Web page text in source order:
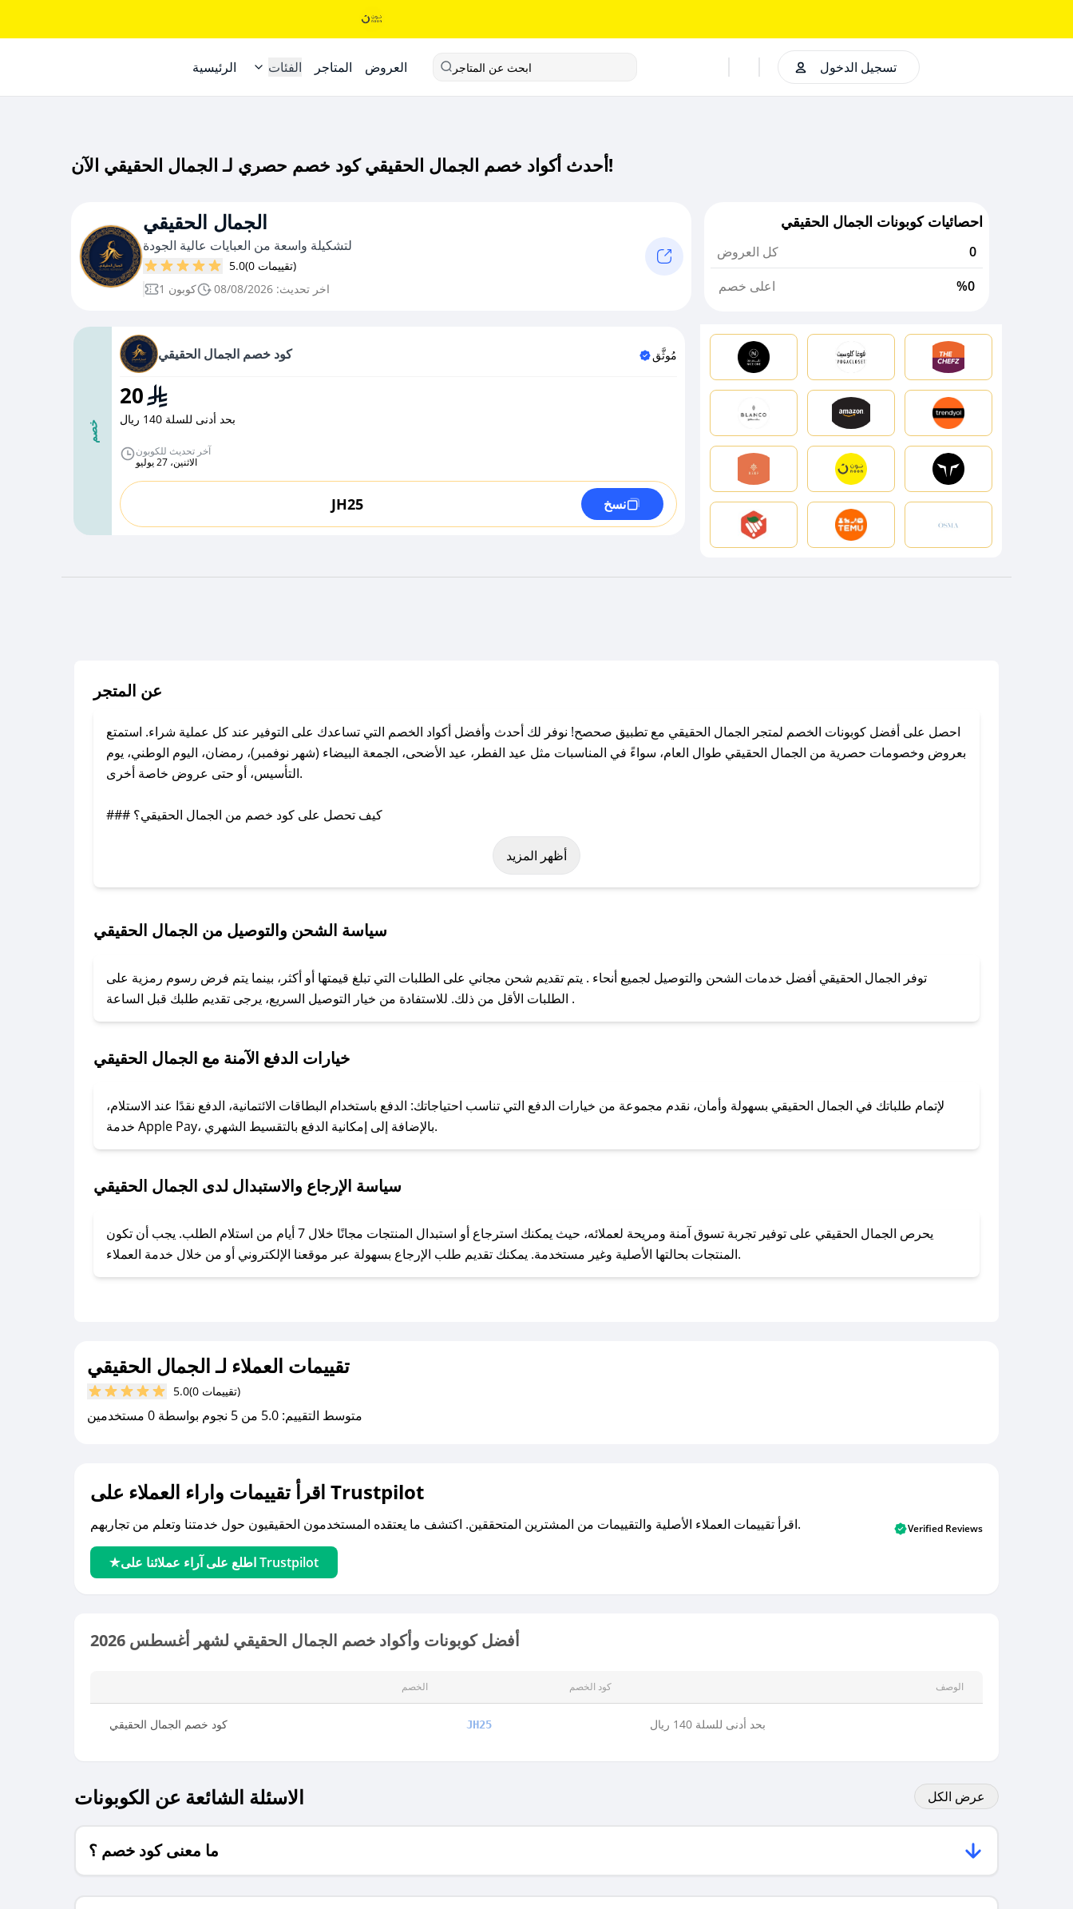
الرئيسية الفئات المتاجر العروض ابحث عن المتاجر تسجيل الدخول
أحدث أكواد خصم الجمال الحقيقي كود خصم حصري لـ الجمال الحقيقي الآن!
الجمال الحقيقي
لتشكيلة واسعة من العبايات عالية الجودة
5.0
(0 تقييمات)
1 كوبون
اخر تحديث: 08/08/2026
احصائيات كوبونات الجمال الحقيقي
كل العروض
0
اعلى خصم
%0
خصم
كود خصم الجمال الحقيقي مُوثَّق
20
بحد أدنى للسلة 140 ريال
آخر تحديث للكوبون
الاثنين، 27 يوليو
JH25 نسخ
عن المتجر
احصل على أفضل كوبونات الخصم لمتجر الجمال الحقيقي مع تطبيق صحصح! نوفر لك أحدث وأفضل أكواد الخصم التي تساعدك على التوفير عند كل عملية شراء. استمتع
بعروض وخصومات حصرية من الجمال الحقيقي طوال العام، سواءً في المناسبات مثل عيد الفطر، عيد الأضحى، الجمعة البيضاء (شهر نوفمبر)، رمضان، اليوم الوطني، يوم
التأسيس، أو حتى عروض خاصة أخرى.
### كيف تحصل على كود خصم من الجمال الحقيقي؟
باستخدام تطبيق صحصح، يمكنك العثور بسهولة على كود خصم الجمال الحقيقي. وفي حال عدم توفر الكوبون، تواصل معنا عبر تويتر أو البريد الإلكتروني لإضافته بسرعة.
لا تقلق! يمكنك التواصل مع فريق دعم صحصح عبر الرسائل الخاصة على تويتر أو البريد الإلكتروني، وسنقوم بحل المشكلة في أسرع وقت ممكن.
### ماذا أفعل إذا لم أجد كود خصم لمتجري المفضل؟
للحصول على كوبونات وخصومات حصرية، قم بما يلي:
- اضغط على أيقونة متابعة لمتجر الجمال الحقيقي في تطبيق صحصح.
- تابع حسابنا الرسمي على تويتر وقم بتفعيل زر التنبيهات.
أظهر المزيد
سياسة الشحن والتوصيل من الجمال الحقيقي
توفر الجمال الحقيقي أفضل خدمات الشحن والتوصيل لجميع أنحاء . يتم تقديم شحن مجاني على الطلبات التي تبلغ قيمتها أو أكثر، بينما يتم فرض رسوم رمزية على
الطلبات الأقل من ذلك. للاستفادة من خيار التوصيل السريع، يرجى تقديم طلبك قبل الساعة .
خيارات الدفع الآمنة مع الجمال الحقيقي
لإتمام طلباتك في الجمال الحقيقي بسهولة وأمان، نقدم مجموعة من خيارات الدفع التي تناسب احتياجاتك: الدفع باستخدام البطاقات الائتمانية، الدفع نقدًا عند الاستلام،
خدمة Apple Pay، بالإضافة إلى إمكانية الدفع بالتقسيط الشهري.
سياسة الإرجاع والاستبدال لدى الجمال الحقيقي
يحرص الجمال الحقيقي على توفير تجربة تسوق آمنة ومريحة لعملائه، حيث يمكنك استرجاع أو استبدال المنتجات مجانًا خلال 7 أيام من استلام الطلب. يجب أن تكون
المنتجات بحالتها الأصلية وغير مستخدمة. يمكنك تقديم طلب الإرجاع بسهولة عبر موقعنا الإلكتروني أو من خلال خدمة العملاء.
تقييمات العملاء لـ الجمال الحقيقي
5.0 (0 تقييمات)
متوسط التقييم: 5.0 من 5 نجوم بواسطة 0 مستخدمين
اقرأ تقييمات واراء العملاء على Trustpilot
اقرأ تقييمات العملاء الأصلية والتقييمات من المشترين المتحققين. اكتشف ما يعتقده المستخدمون الحقيقيون حول خدمتنا وتعلم من تجاربهم.
اطلع على آراء عملائنا على Trustpilot
Verified Reviews
أفضل كوبونات وأكواد خصم الجمال الحقيقي لشهر أغسطس 2026
الخصم كود الخصم الوصف
كود خصم الجمال الحقيقي JH25 بحد أدنى للسلة 140 ريال
الاسئلة الشائعة عن الكوبونات عرض الكل
ما معنى كود خصم ؟